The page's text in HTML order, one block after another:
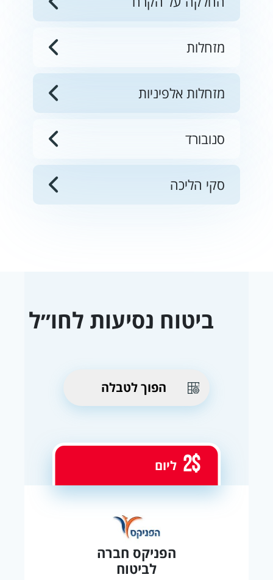
מזחלות
מזחלות אלפיניות
סנובורד
סקי הליכה
הפוך לטבלה
ביטוח נסיעות לחו״ל
הפניקס חברה
לביטוח
2$ ליום